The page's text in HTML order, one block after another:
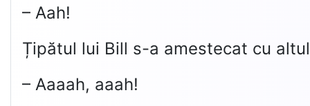
– Aah!
Țipătul lui Bill s-a amestecat cu
– Aaaah, aaah!